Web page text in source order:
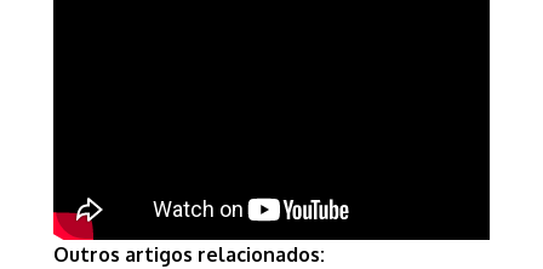
Outros artigos relacionados: